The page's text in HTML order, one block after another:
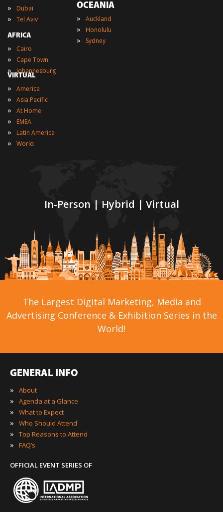
In-Person | Hybrid | Virtual
» Dubai
» Tel Aviv
AFRICA
» Cairo
» Cape Town
» Johannesburg
OCEANIA
» Auckland
» Honolulu
» Sydney
VIRTUAL
» America
» Asia Pacific
» At Home
» EMEA
» Latin America
» World
The Largest Digital Marketing, Media and
Advertising Conference & Exhibition Series in the
World!
GENERAL INFO
»
About
» Agenda at a Glance
» What to Expect
» Who Should Attend
» Top Reasons to Attend
» FAQ’s
OFFICIAL EVENT SERIES OF